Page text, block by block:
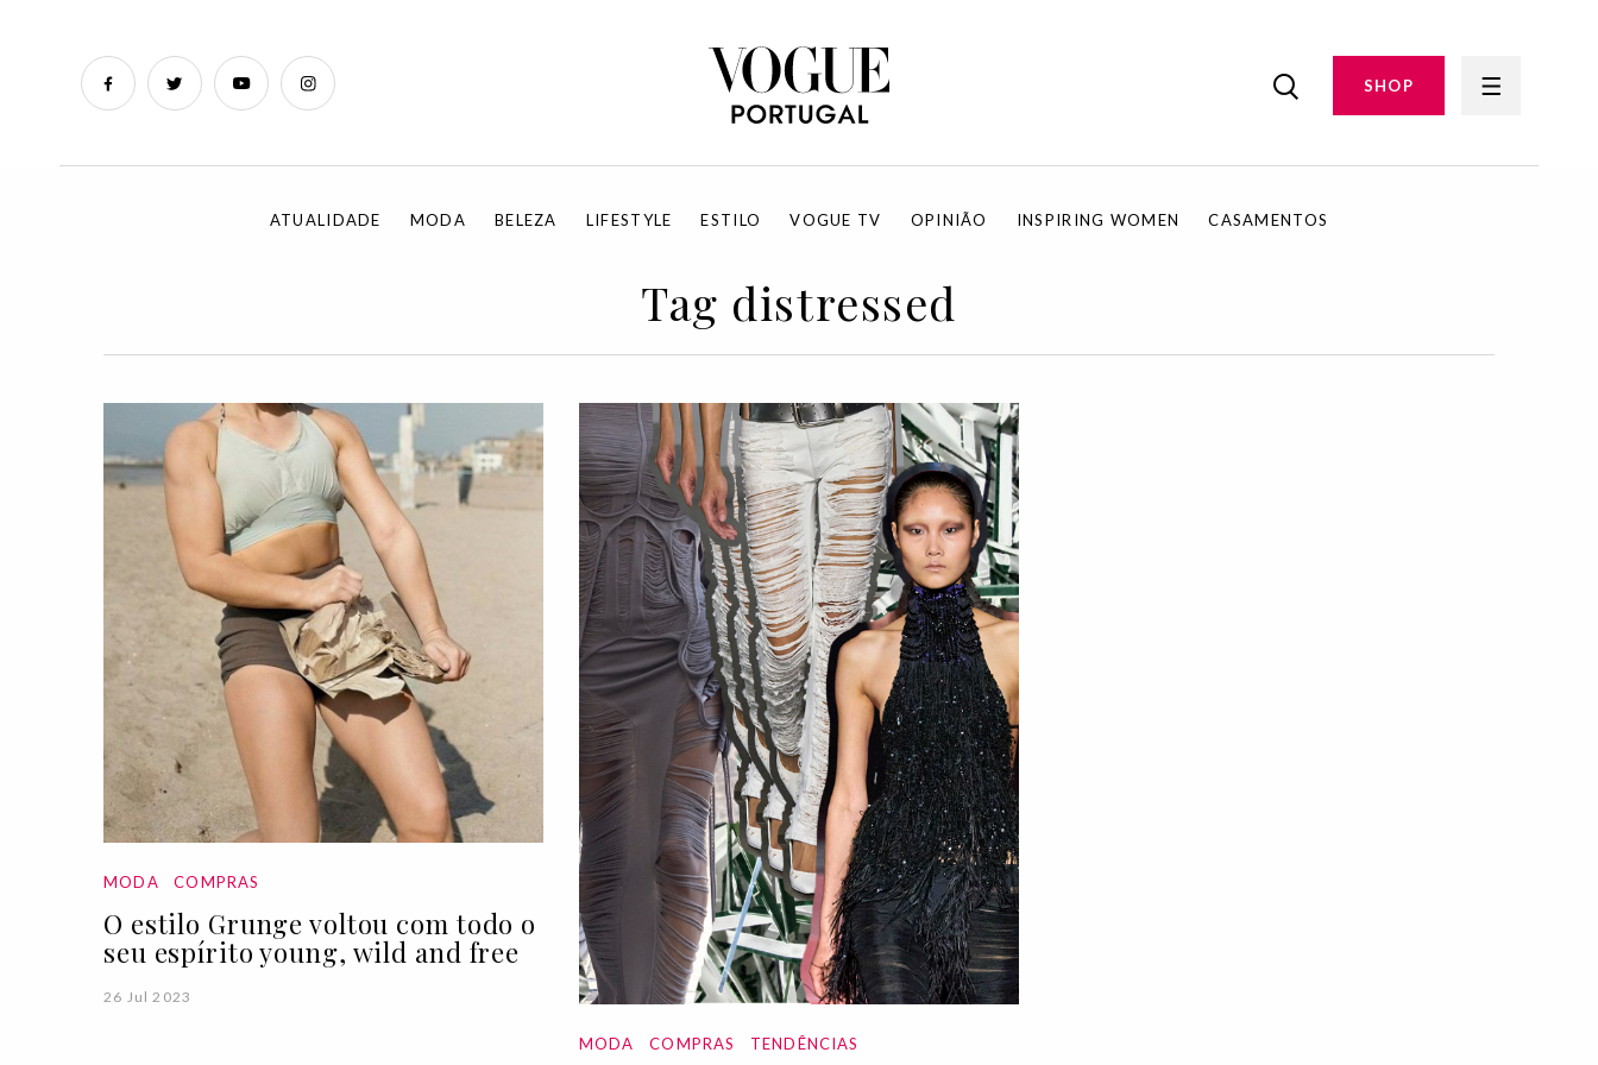
SHOP
ATUALIDADE MODA BELEZA LIFESTYLE ESTILO VOGUE TV OPINIÃO INSPIRING WOMEN CASAMENTOS
Tag distressed
MODA COMPRAS
O estilo Grunge voltou com todo o
seu espírito young, wild and free
26 Jul 2023
MODA COMPRAS TENDÊNCIAS